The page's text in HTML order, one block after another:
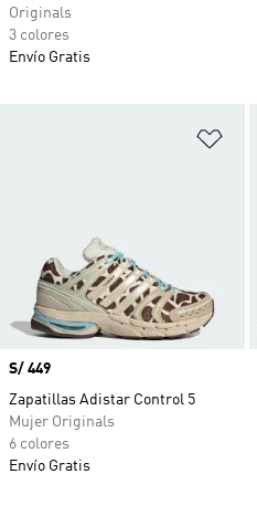
Originals
3 colores
Envío Gratis
Precio
S/ 449
Zapatillas Adistar Control 5
Mujer Originals
6 colores
Envío Gratis